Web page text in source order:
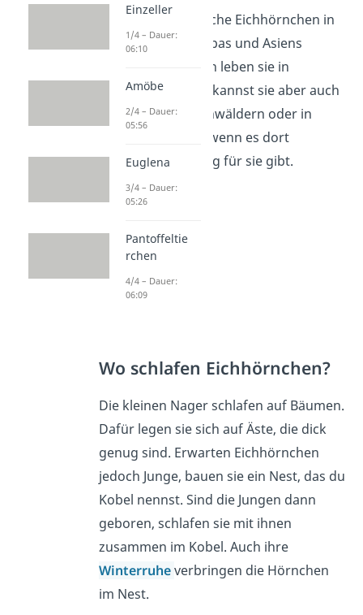
Du kannst eurasische Eichhörnchen in
den Wäldern Europas und Asiens
finden. Am liebsten leben sie in
Nadelwäldern.
u kannst sie aber auch
in Laub- und Mischwäldern oder in
Parks entdecken, wenn es dort
genügend Nahrung für sie gibt.
Wo schlafen Eichhörnchen?
Die kleinen Nager schlafen auf Bäumen.
Dafür legen sie sich auf Äste, die dick
genug sind. Erwarten Eichhörnchen
jedoch Junge, bauen sie ein Nest, das du
Kobel nennst. Sind die Jungen dann
geboren, schlafen sie mit ihnen
zusammen im Kobel. Auch ihre
Winterruheverbringen die Hörnchen
im Nest.
Einzeller
1/4 – Dauer:
06:10
Amöbe
2/4 – Dauer:
05:56
Euglena
3/4 – Dauer:
05:26
Pantoffeltie
rchen
4/4 – Dauer:
06:09